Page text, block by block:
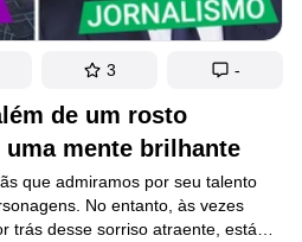
de um rosto
mente brilhante
que admiramos por seu talento
No entanto, às vezes
trás desse sorriso atraente, está
3 -